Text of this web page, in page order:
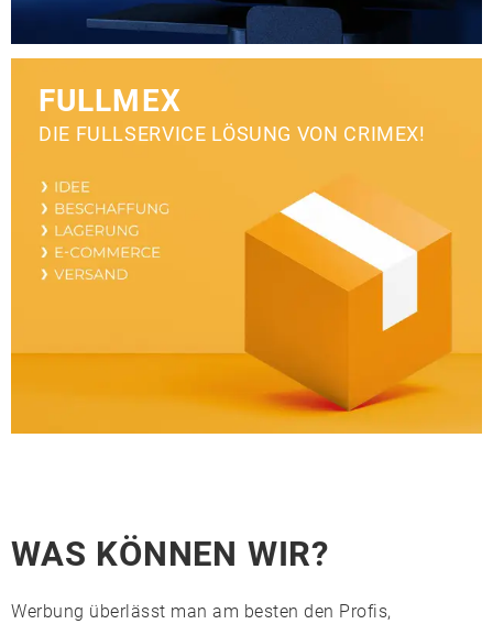
FULLMEX
DIE FULLSERVICE LÖSUNG VON CRIMEX!
WAS KÖNNEN WIR?
Werbung überlässt man am besten den Profis,